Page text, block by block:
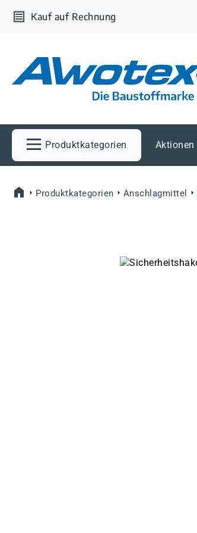
Hauptinhalt springen
Zur Suche springen
Zur Hauptnavigation springen
Kauf auf Rechnung
Produktkategorien Aktionen
Produktkategorien Anschlagmittel
Bildergalerie überspringen